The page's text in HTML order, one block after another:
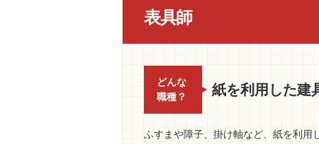
表具師
どんな
職種？
紙を利用した建
ふすまや障子、掛け軸など、紙を利用